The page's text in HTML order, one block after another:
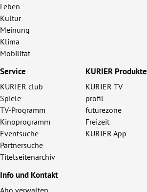
Leben
Kultur
Meinung
Klima
Mobilität
Service
KURIER club
Spiele
TV-Programm
Kinoprogramm
Eventsuche
Partnersuche
Titelseitenarchiv
KURIER Produkte
KURIER TV
profil
futurezone
Freizeit
KURIER App
Info und Kontakt
Abo verwalten